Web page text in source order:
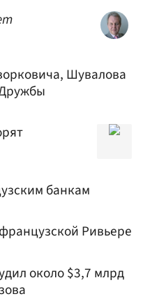
Шувалова
банкам
Ривьере
около $3,7 млрд